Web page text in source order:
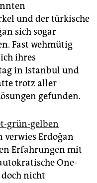
und der türkische
sich sogar
Fast wehmütig
ihres
in Istanbul und
trotz aller
gefunden.
grün-gelben
verwies Erdoğan
Erfahrungen mit
One-
nicht